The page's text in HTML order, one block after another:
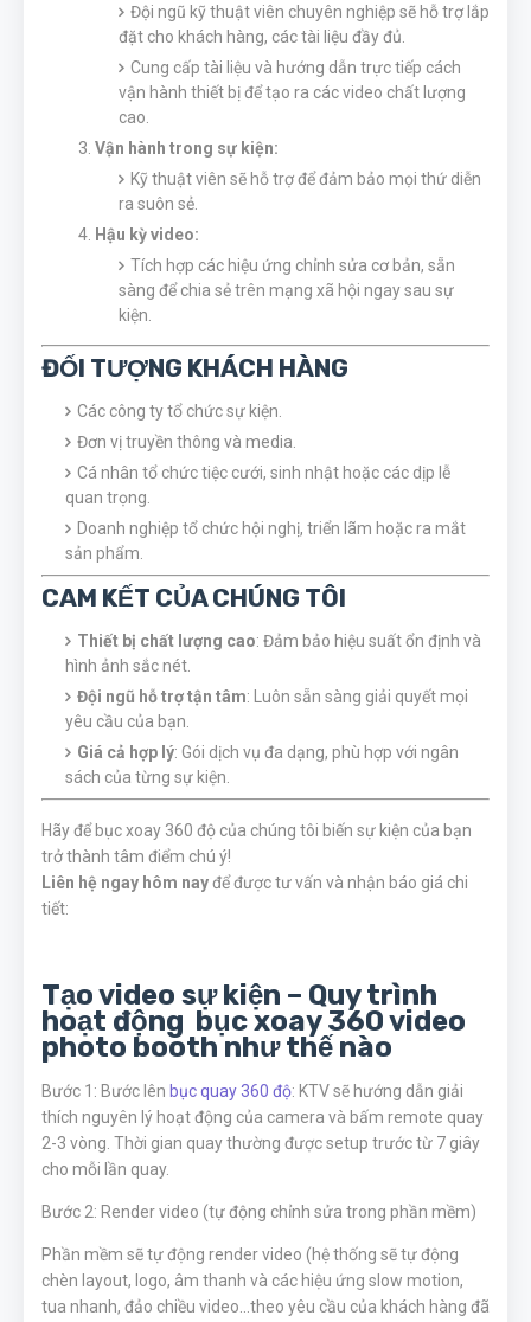
Đội ngũ kỹ thuật viên chuyên nghiệp sẽ hỗ trợ lắp
đặt cho khách hàng, các tài liệu đầy đủ.
Cung cấp tài liệu và hướng dẫn trực tiếp cách
vận hành thiết bị để tạo ra các video chất lượng
cao.
Vận hành trong sự kiện:
Kỹ thuật viên sẽ hỗ trợ để đảm bảo mọi thứ diễn
ra suôn sẻ.
Hậu kỳ video:
Tích hợp các hiệu ứng chỉnh sửa cơ bản, sẵn
sàng để chia sẻ trên mạng xã hội ngay sau sự
kiện.
ĐỐI TƯỢNG KHÁCH HÀNG
Các công ty tổ chức sự kiện.
Đơn vị truyền thông và media.
Cá nhân tổ chức tiệc cưới, sinh nhật hoặc các dịp lễ
quan trọng.
Doanh nghiệp tổ chức hội nghị, triển lãm hoặc ra mắt
sản phẩm.
CAM KẾT CỦA CHÚNG TÔI
Thiết bị chất lượng cao: Đảm bảo hiệu suất ổn định và
hình ảnh sắc nét.
Đội ngũ hỗ trợ tận tâm: Luôn sẵn sàng giải quyết mọi
yêu cầu của bạn.
Giá cả hợp lý: Gói dịch vụ đa dạng, phù hợp với ngân
sách của từng sự kiện.
Hãy để bục xoay 360 độ của chúng tôi biến sự kiện của bạn
trở thành tâm điểm chú ý!
Liên hệ ngay hôm nayđể được tư vấn và nhận báo giá chi
tiết:
Tạo video sự kiện – Quy trình
hoạt động bục xoay 360 video
photo booth như thế nào
Bước 1: Bước lên bục quay 360 độ: KTV sẽ hướng dẫn giải
thích nguyên lý hoạt động của camera và bấm remote quay
2-3 vòng. Thời gian quay thường được setup trước từ 7 giây
cho mỗi lần quay.
Bước 2: Render video (tự động chỉnh sửa trong phần mềm)
Phần mềm sẽ tự động render video (hệ thống sẽ tự động
chèn layout, logo, âm thanh và các hiệu ứng slow motion,
tua nhanh, đảo chiều video…theo yêu cầu của khách hàng đã